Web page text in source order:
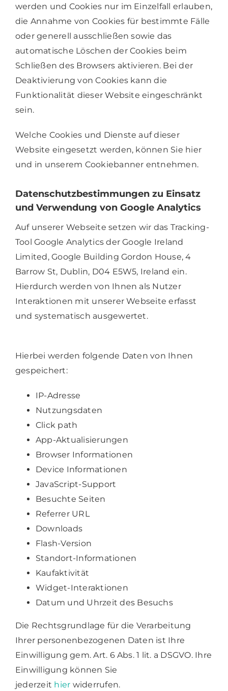
werden und Cookies nur im Einzelfall erlauben,
die Annahme von Cookies für bestimmte Fälle
oder generell ausschließen sowie das
automatische Löschen der Cookies beim
Schließen des Browsers aktivieren. Bei der
Deaktivierung von Cookies kann die
Funktionalität dieser Website eingeschränkt
sein.
Welche Cookies und Dienste auf dieser
Website eingesetzt werden, können Sie hier
und in unserem Cookiebanner entnehmen.
Datenschutzbestimmungen zu Einsatz
und Verwendung von Google Analytics
Auf unserer Webseite setzen wir das Tracking-
Tool Google Analytics der Google Ireland
Limited, Google Building Gordon House, 4
Barrow St, Dublin, D04 E5W5, Ireland ein.
Hierdurch werden von Ihnen als Nutzer
Interaktionen mit unserer Webseite erfasst
und systematisch ausgewertet.
Hierbei werden folgende Daten von Ihnen
gespeichert:
IP-Adresse
Nutzungsdaten
Click path
App-Aktualisierungen
Browser Informationen
Device Informationen
JavaScript-Support
Besuchte Seiten
Referrer URL
Downloads
Flash-Version
Standort-Informationen
Kaufaktivität
Widget-Interaktionen
Datum und Uhrzeit des Besuchs
Die Rechtsgrundlage für die Verarbeitung
Ihrer personenbezogenen Daten ist Ihre
Einwilligung gem. Art. 6 Abs. 1 lit. a DSGVO. Ihre
Einwilligung können Sie
jederzeit hier widerrufen.